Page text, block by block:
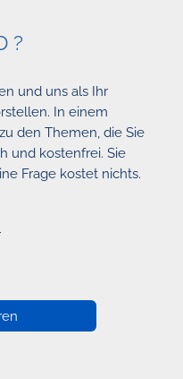
?
und uns als Ihr
In einem
den Themen, die Sie
und kostenfrei. Sie
Frage kostet nichts.